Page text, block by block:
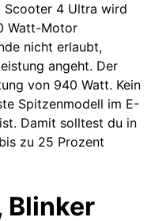
Scooter 4 Ultra wird
Watt-Motor
nicht erlaubt,
angeht. Der
von 940 Watt. Kein
Spitzenmodell im E-
Damit solltest du in
zu 25 Prozent
Blinker